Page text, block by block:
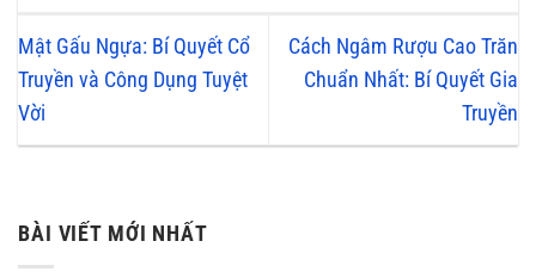
Mật Gấu Ngựa: Bí Quyết Cổ
Truyền và Công Dụng Tuyệt
Vời
Cách Ngâm Rượu Cao Trăn
Chuẩn Nhất: Bí Quyết Gia
Truyền
BÀI VIẾT MỚI NHẤT